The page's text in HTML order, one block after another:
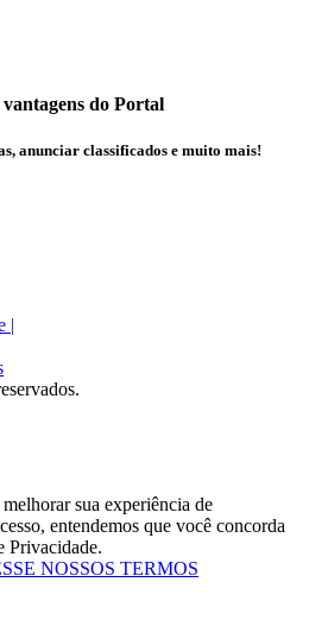
do Portal
anunciar classificados e muito mais!
|
sua experiência de
entendemos que você concorda
Privacidade.
NOSSOS TERMOS